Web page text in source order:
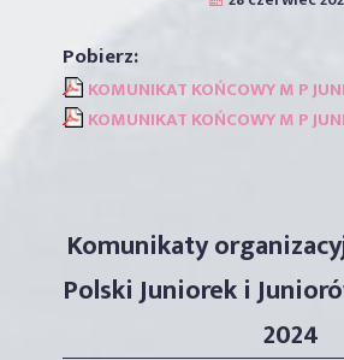
KOMUNIKAT KOŃCOWY M P
KOMUNIKAT KOŃCOWY M P
Komunikaty
Polski Juniorek i
2024